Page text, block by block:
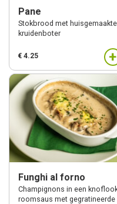
Pane
Stokbrood met huisgemaakte
kruidenboter
€ 4.25 +
Funghi al forno
Champignons in een
roomsaus met gegratineerde